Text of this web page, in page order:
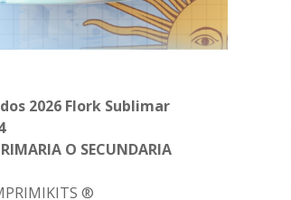
2026 Flork Sublimar
O SECUNDARIA
®